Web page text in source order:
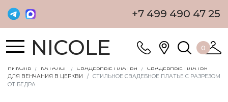
+7 499 490 47 25
NICOLE 0
НИКОЛЬ КАТАЛОГ СВАДЕБНЫЕ ПЛАТЬЯ
СВАДЕБНЫЕ ПЛАТЬЯ
ДЛЯ ВЕНЧАНИЯ В ЦЕРКВИ
СТИЛЬНОЕ СВАДЕБНОЕ ПЛАТЬЕ С РАЗРЕЗОМ
ОТ БЕДРА